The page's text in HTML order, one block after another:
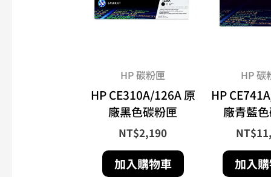
HP 碳粉匣
HP CE310A/126A 原
廠黑色碳粉匣
NT$2,190
加入購物車
HP 碳
HP
廠青藍
NT$
加入